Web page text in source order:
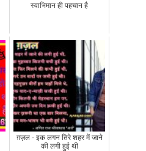
स्वाभिमान ही पहचान है
ग़ज़ल - इक लगन तिरे शहर में जाने
की लगी हुई थी